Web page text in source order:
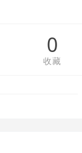
0
收藏